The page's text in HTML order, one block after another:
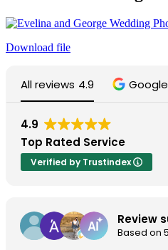
Download file
All reviews 4.9 Google
4.9
Top Rated Service
Verified by Trustindex
Review
Based on